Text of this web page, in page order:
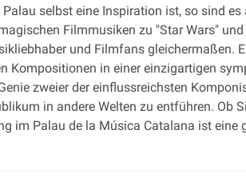
selbst eine Inspiration ist, so sind
Filmmusiken zu "Star Wars"
und Filmfans gleichermaßen.
Kompositionen in einer einzigartigen
zweier der einflussreichsten
in andere Welten zu entführen. Ob
im Palau de la Música Catalana ist